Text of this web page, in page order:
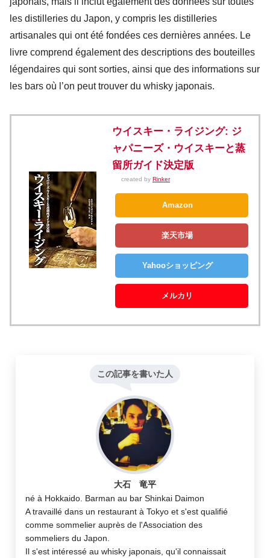
les distilleries du Japon, y compris les distilleries
artisanales qui ont été fondées ces dernières années. Le
livre comprend également des descriptions des bouteilles
légendaires qui sont sorties, ainsi que des informations sur
les bars où l’on peut trouver du whisky japonais.
ウイスキー・ライジング: ジ
ャパニーズ・ウイスキーと蒸
留所ガイド決定版
created by Rinker
Amazon
楽天市場
Yahooショッピング
メルカリ
この記事を書いた人
大石 竜平
né à Hokkaido. Barman au bar Shinkai Daimon
A travaillé dans un restaurant à Tokyo et s'est qualifié
comme sommelier auprès de l'Association des
sommeliers du Japon.
Il s'est intéressé au whisky japonais, qu'il connaissait